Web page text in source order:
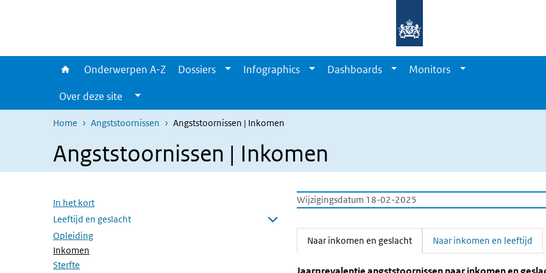
Onderwerpen A-Z Dossiers Infographics Dashboards
Monitors
Over deze site
Home Angststoornissen Angststoornissen | Inkomen
Angststoornissen | Inkomen
Overslaan menu
In het kort
Leeftijd en geslacht
Submenu openen
Opleiding
Inkomen
Sterfte
Wijzigingsdatum 18-02-2025
Naar inkomen en geslacht
Naar inkomen en leeftijd
Sla de grafiek 'Jaarprevalentie angststoornissen naar